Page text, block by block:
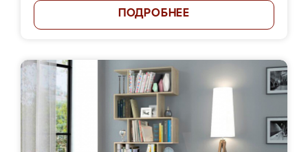
ПОДРОБНЕЕ